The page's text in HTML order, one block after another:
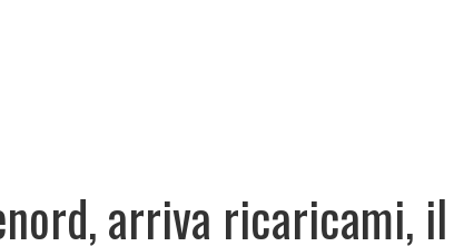
arriva ricaricami, il